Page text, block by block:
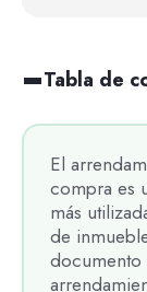
El
compra es
más
de
Tabla de